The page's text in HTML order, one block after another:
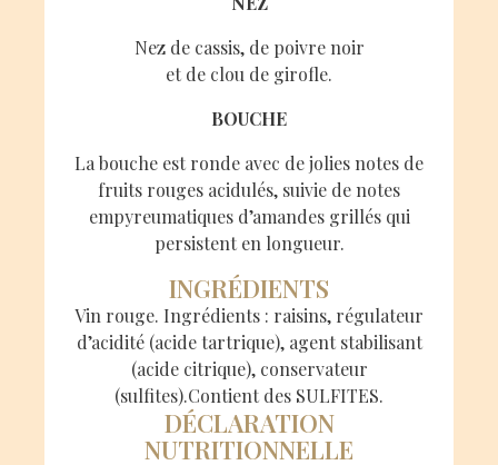
Nez de cassis‭, ‬de poivre noir
et de clou de girofle‭.‬
BOUCHE
La bouche est ronde avec de jolies notes de
fruits rouges acidulés‭, ‬suivie de notes
empyreumatiques d’amandes grillés qui
persistent en longueur‭.‬
INGRÉDIENTS
Vin rouge. Ingrédients : raisins, régulateur
d’acidité (acide tartrique), agent stabilisant
(acide citrique), conservateur
(sulfites).Contient des SULFITES.
DÉCLARATION
NUTRITIONNELLE